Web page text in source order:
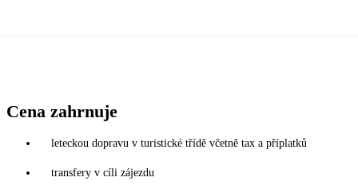
Cena zahrnuje
leteckou dopravu v turistické třídě včetně tax a příplatků
transfery v cíli zájezdu